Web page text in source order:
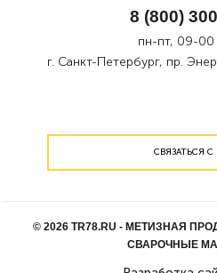
8 (800)
пн-пт, 09-00
г. Санкт-Петербург, пр.
© 2026 TR78.RU - МЕТИЗНАЯ
СВАРОЧНЫЕ